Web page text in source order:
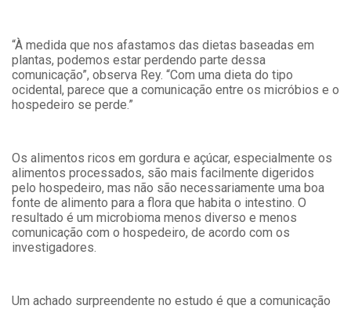
“À medida que nos afastamos das dietas baseadas em
plantas, podemos estar perdendo parte dessa
comunicação”, observa Rey. “Com uma dieta do tipo
ocidental, parece que a comunicação entre os micróbios e o
hospedeiro se perde.”
Os alimentos ricos em gordura e açúcar, especialmente os
alimentos processados, são mais facilmente digeridos
pelo hospedeiro, mas não são necessariamente uma boa
fonte de alimento para a flora que habita o intestino. O
resultado é um microbioma menos diverso e menos
comunicação com o hospedeiro, de acordo com os
investigadores.
Um achado surpreendente no estudo é que a comunicação